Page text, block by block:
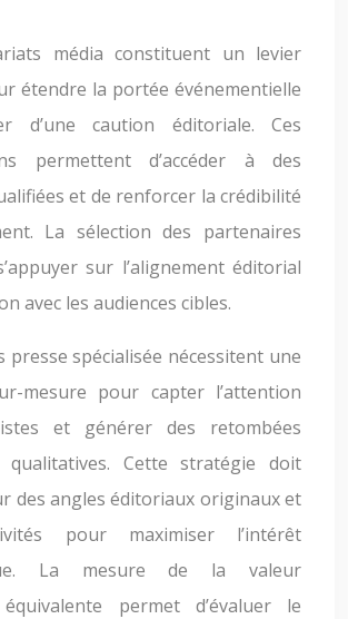
média constituent un levier
étendre la portée événementielle
d’une caution éditoriale. Ces
permettent d’accéder à des
et de renforcer la crédibilité
La sélection des partenaires
sur l’alignement éditorial
avec les audiences cibles.
presse spécialisée nécessitent une
mesure pour capter l’attention
et générer des retombées
qualitatives. Cette stratégie doit
des angles éditoriaux originaux et
pour maximiser l’intérêt
La mesure de la valeur
permet d’évaluer le